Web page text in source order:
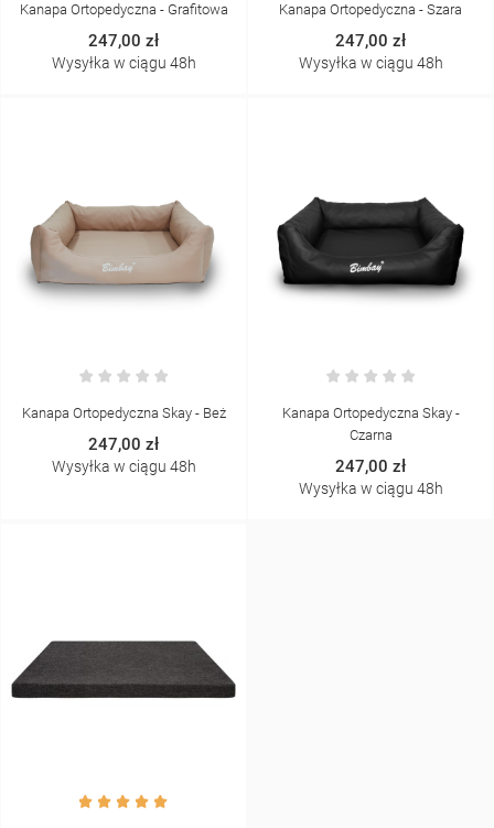
Kanapa Ortopedyczna - Grafitowa
247,00 zł
Wysyłka w ciągu 48h
Kanapa Ortopedyczna - Szara
247,00 zł
Wysyłka w ciągu 48h
Kanapa Ortopedyczna Skay - Beż
247,00 zł
Wysyłka w ciągu 48h
Kanapa Ortopedyczna Skay -
Czarna
247,00 zł
Wysyłka w ciągu 48h